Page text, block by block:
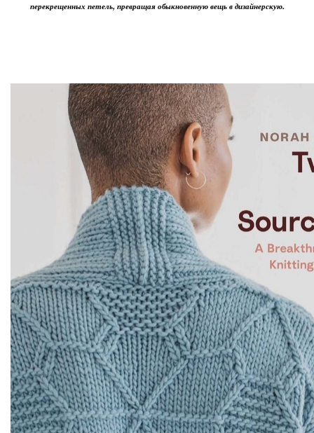
перекрещенных петель, превращая обыкновенную вещь в дизайнерскую.